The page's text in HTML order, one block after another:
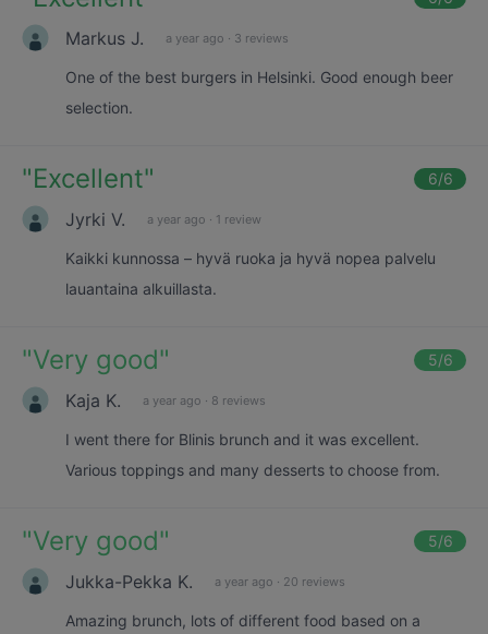
Markus J. a year ago · 3 reviews
One of the best burgers in Helsinki. Good enough beer
selection.
"Excellent" 6/6
Jyrki V. a year ago · 1 review
Kaikki kunnossa – hyvä ruoka ja hyvä nopea palvelu
lauantaina alkuillasta.
"Very good" 5/6
Kaja K. a year ago · 8 reviews
I went there for Blinis brunch and it was excellent.
Various toppings and many desserts to choose from.
"Very good" 5/6
Jukka-Pekka K. a year ago · 20 reviews
Amazing brunch, lots of different food based on a